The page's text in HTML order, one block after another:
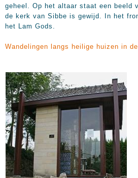
geheel. Op het altaar staat een beeld
de kerk van Sibbe is gewijd. In het
het Lam Gods.
Wandelingen langs heilige huizen in